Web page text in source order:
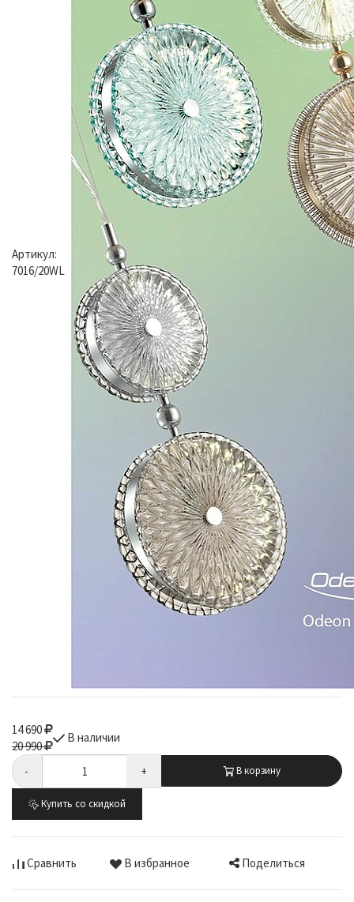
Артикул:
7016/20WL
14 690
20 990
В наличии
- + В корзину
Купить со скидкой
Сравнить В избранное Поделиться